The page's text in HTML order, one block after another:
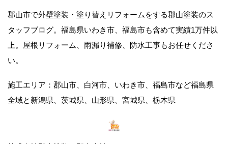
郡山市で外壁塗装・塗り替えリフォームをする郡山塗装のス
タッフブログ。福島県いわき市、福島市も含めて実績1万件以
上。屋根リフォーム、雨漏り補修、防水工事もお任せくださ
い。
施工エリア：郡山市、白河市、いわき市、福島市など福島県
全域と新潟県、茨城県、山形県、宮城県、栃木県